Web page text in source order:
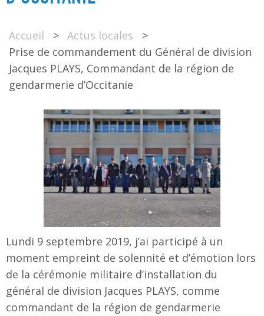
Accueil > Actus locales
>
Prise de commandement du Général de division
Jacques PLAYS, Commandant de la région de
gendarmerie d’Occitanie
Lundi 9 septembre 2019, j’ai participé à un
moment empreint de solennité et d’émotion lors
de la cérémonie militaire d’installation du
général de division Jacques PLAYS, comme
commandant de la région de gendarmerie